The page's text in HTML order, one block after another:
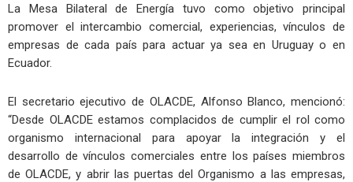
La Mesa Bilateral de Energía tuvo como objetivo principal
promover el intercambio comercial, experiencias, vínculos de
empresas de cada país para actuar ya sea en Uruguay o en
Ecuador.
El secretario ejecutivo de OLACDE, Alfonso Blanco, mencionó:
“Desde OLACDE estamos complacidos de cumplir el rol como
organismo internacional para apoyar la integración y el
desarrollo de vínculos comerciales entre los países miembros
de OLACDE, y abrir las puertas del Organismo a las empresas,